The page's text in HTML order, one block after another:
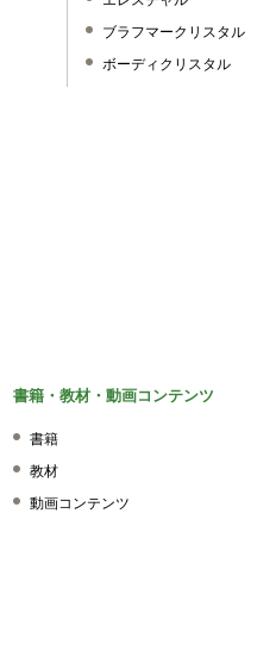
ブラフマークリスタル
ボーディクリスタル
書籍・教材・動画コンテンツ
書籍
教材
動画コンテンツ